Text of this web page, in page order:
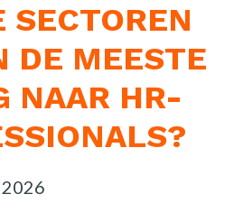
SECTOREN
DE MEESTE
NAAR HR-